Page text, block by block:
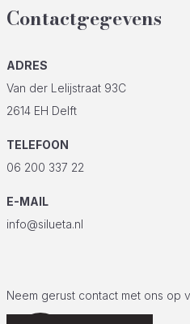
Contactgegevens
ADRES
Van der Lelijstraat 93C
2614 EH Delft
TELEFOON
06 200 337 22
E-MAIL
info@silueta.nl
Neem gerust contact met ons op